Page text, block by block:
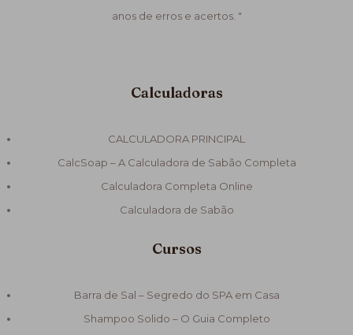
anos de erros e acertos. "
Calculadoras
CALCULADORA PRINCIPAL
CalcSoap – A Calculadora de Sabão Completa
Calculadora Completa Online
Calculadora de Sabão
Cursos
Barra de Sal – Segredo do SPA em Casa
Shampoo Solido – O Guia Completo